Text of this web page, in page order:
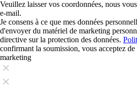
Veuillez laisser vos coordonnées, nous
e-mail.
Je consens à ce que mes données
d'envoyer du matériel de marketing
directive sur la protection des données.
confirmant la soumission, vous acceptez
marketing